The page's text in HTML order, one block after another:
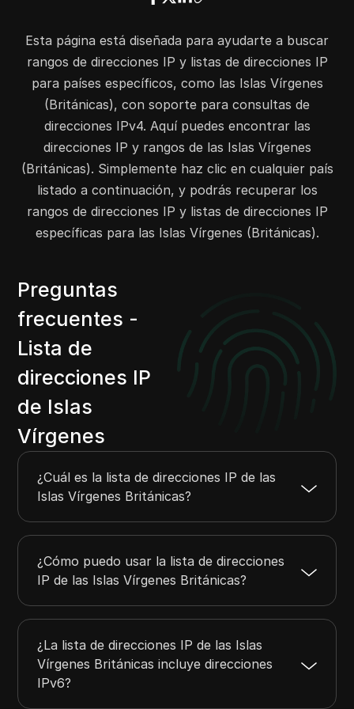
69.57.233.0
69.57.233.255
256
69.57.240.0
69.57.240.255
256
69.57.249.0
69.57.249.255
256
66.81.192.0
66.81.202.255
2816
66.81.204.0
66.81.207.255
1024
66.180.216.0
66.180.216.255
256
66.180.220.0
66.180.220.255
256
66.212.229.0
66.212.229.255
256
74.113.104.0
74.113.107.255
1024
76.76.164.0
76.76.167.255
1024
82.206.190.0
83.150.238.0
89.213.122.0
89.213.126.0
89.213.126.255
256
91.199.202.0
91.199.202.255
98.159.226.0
103.164.53.0
104.234.239.0
104.234.239.255 256
Esta página está diseñada para ayudarte a buscar
rangos de direcciones IP y listas de direcciones IP
para países específicos, como las Islas Vírgenes
(Británicas), con soporte para consultas de
direcciones IPv4. Aquí puedes encontrar las
direcciones IP y rangos de las Islas Vírgenes
(Británicas). Simplemente haz clic en cualquier país
listado a continuación, y podrás recuperar los
rangos de direcciones IP y listas de direcciones IP
específicas para las Islas Vírgenes (Británicas).
Preguntas
frecuentes -
Lista de
direcciones IP
de Islas
Vírgenes
¿Cuál es la lista de direcciones IP de las
Islas Vírgenes Británicas?
¿Cómo puedo usar la lista de direcciones
IP de las Islas Vírgenes Británicas?
¿La lista de direcciones IP de las Islas
Vírgenes Británicas incluye direcciones
IPv6?